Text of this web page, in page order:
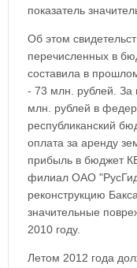
показатель
Об этом
перечисленных в
составила в
- 73 млн. рублей. За
млн. рублей в
республиканский
оплата за аренду
прибыль в бюджет
филиал ОАО
реконструкцию
значительные
2010 году.
Летом 2012 года